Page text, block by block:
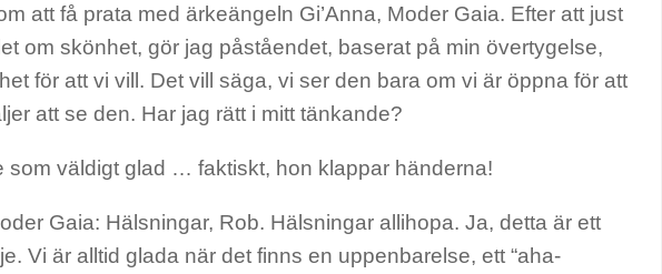
att få prata med ärkeängeln Gi’Anna, Moder Gaia. Efter att just
om skönhet, gör jag påståendet, baserat på min övertygelse,
för att vi vill. Det vill säga, vi ser den bara om vi är öppna för att
att se den. Har jag rätt i mitt tänkande?
som väldigt glad … faktiskt, hon klappar händerna!
Gaia: Hälsningar, Rob. Hälsningar allihopa. Ja, detta är ett
Vi är alltid glada när det finns en uppenbarelse, ett “aha-